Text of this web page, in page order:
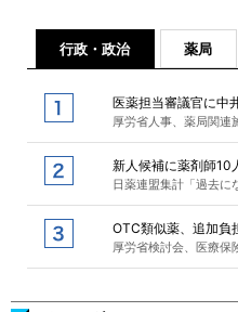
行政・政治 薬局
医薬担当審議官に中
厚労省人事、薬局関連
新人候補に薬剤師10
日薬連盟集計「過去に
OTC類似薬、追加負
厚労省検討会、医療保